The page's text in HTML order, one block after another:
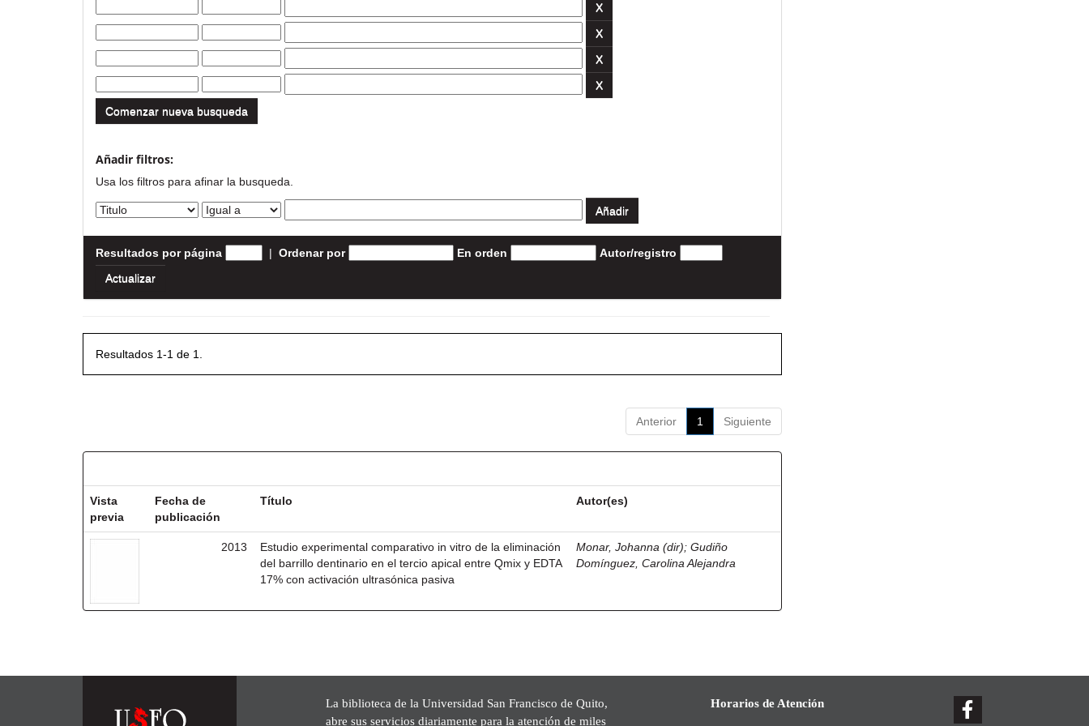
Comenzar nueva busqueda
Añadir filtros:
Usa los filtros para afinar la busqueda.
Resultados por página | Ordenar por En orden Autor/registro
Resultados 1-1 de 1.
Anterior 1 Siguiente
Vista
previa
Fecha de
publicación
Título Autor(es)
2013
Estudio experimental comparativo in vitro de la eliminación
del barrillo dentinario en el tercio apical entre Qmix y EDTA
17% con activación ultrasónica pasiva
Monar, Johanna (dir);Gudiño
Domínguez, Carolina Alejandra
La biblioteca de la Universidad San Francisco de Quito,
abre sus servicios diariamente para la atención de miles
Horarios de Atención